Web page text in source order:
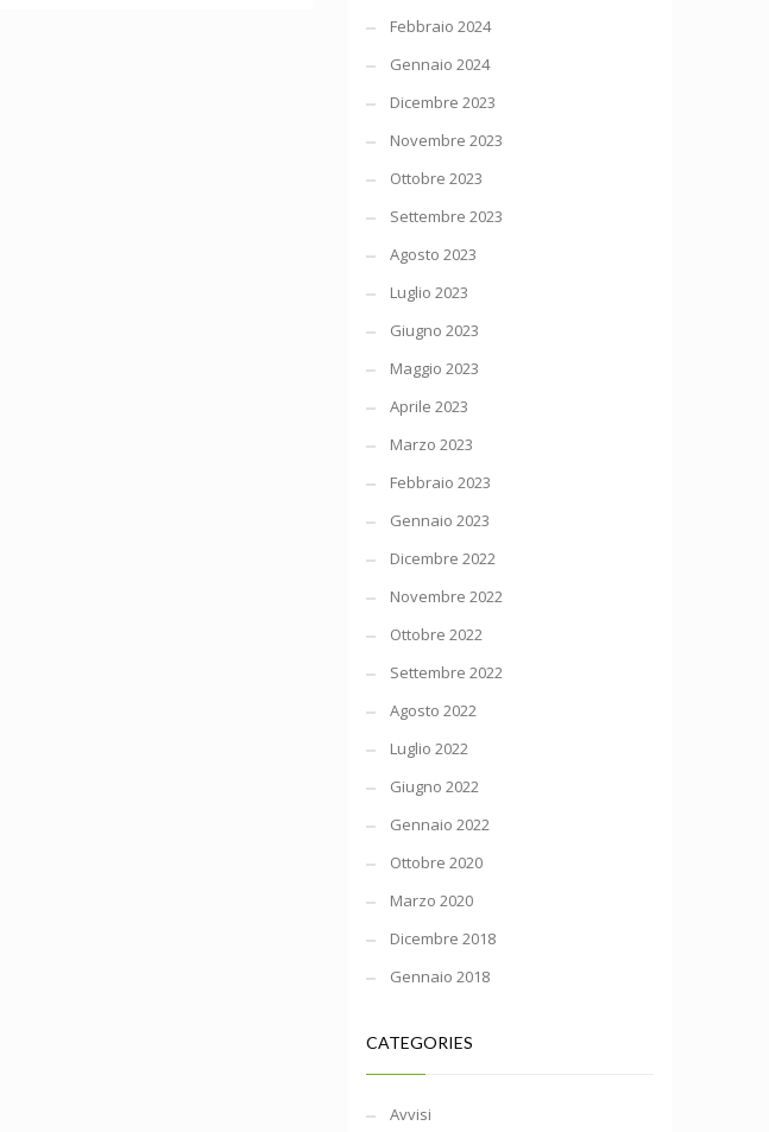
Febbraio 2024
Gennaio 2024
Dicembre 2023
Novembre 2023
Ottobre 2023
Settembre 2023
Agosto 2023
Luglio 2023
Giugno 2023
Maggio 2023
Aprile 2023
Marzo 2023
Febbraio 2023
Gennaio 2023
Dicembre 2022
Novembre 2022
Ottobre 2022
Settembre 2022
Agosto 2022
Luglio 2022
Giugno 2022
Gennaio 2022
Ottobre 2020
Marzo 2020
Dicembre 2018
Gennaio 2018
CATEGORIES
Avvisi